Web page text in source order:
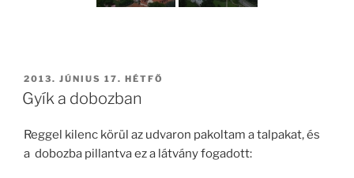
BEKÜLDVE:
2013. JÚNIUS 17. HÉTFŐ
Gyík a dobozban
Reggel kilenc körül az udvaron pakoltam a talpakat, és
a dobozba pillantva ez a látvány fogadott: